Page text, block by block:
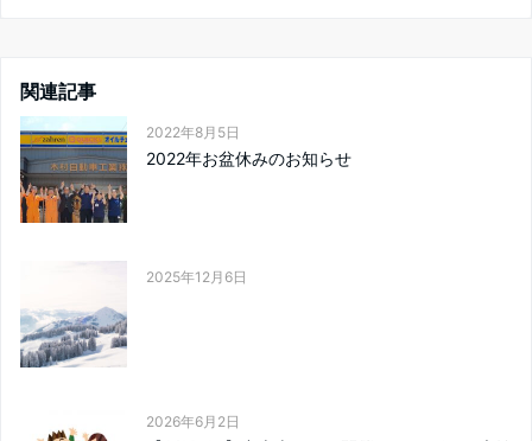
関連記事
2022年8月5日
2022年お盆休みのお知らせ
2025年12月6日
2026年6月2日